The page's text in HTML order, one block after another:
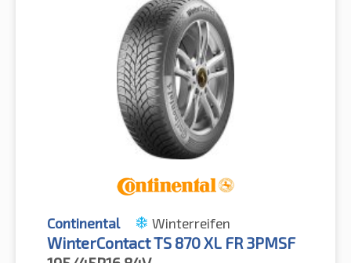
Continental Winterreifen
WinterContact TS 870 XL FR 3PMSF